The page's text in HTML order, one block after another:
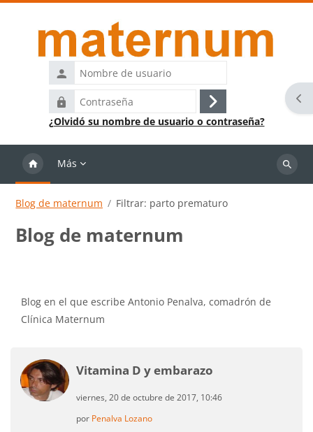
Nombre
de
usuario
Contraseña
Acceder
¿Olvidó su nombre de usuario o contraseña?
Más
Buscar
Blog de maternum Filtrar: parto prematuro
Blog de maternum
Blog en el que escribe Antonio Penalva, comadrón de
Clínica Maternum
Vitamina D y embarazo
viernes, 20 de octubre de 2017, 10:46
por Penalva Lozano